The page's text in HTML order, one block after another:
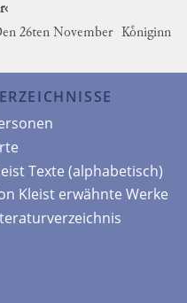
26ten November
Koͤniginn
Texte (alphabetisch)
Kleist erwähnte Werke